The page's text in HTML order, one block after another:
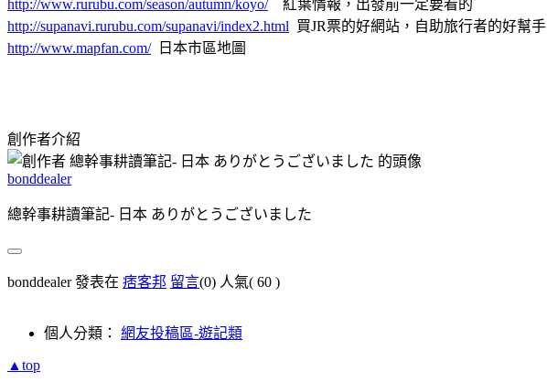
http://www.rurubu.com/season/autumn/koyo/紅葉情報，出發前一定要看的
http://supanavi.rurubu.com/supanavi/index2.html 買JR票的好網站，自助旅行者的好幫手
http://www.mapfan.com/日本市區地圖
創作者介紹
bonddealer
總幹事耕讀筆記- 日本 ありがとうございました
bonddealer 發表在 痞客邦 留言(0) 人氣( 60 )
個人分類： 網友投稿區-遊記類
▲top